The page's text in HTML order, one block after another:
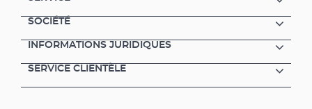
SOCIÉTÉ
INFORMATIONS JURIDIQUES
SERVICE CLIENTÈLE